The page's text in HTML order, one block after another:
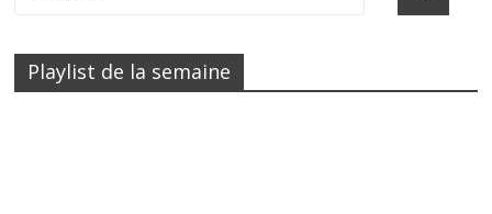
Playlist de la semaine